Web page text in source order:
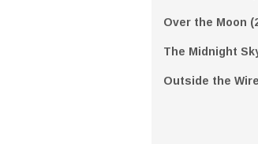
Over the Moon
The Midnight
Outside the